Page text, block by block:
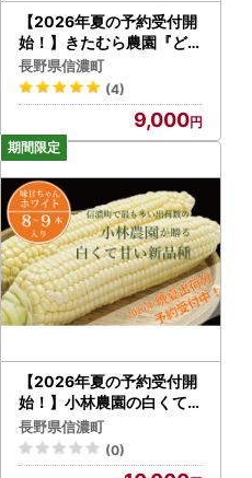
【2026年夏の予約受付開
始！】きたむら農園『どき
どきコーン』×10本セット
（約4～4.2kg相当）信濃
町名産とうもろこし／スイ
ートコーンの新定番品種、
現在出荷中！【長野県信濃
町ふるさと納税】
長野県信濃町
(4)
9,000
【2026年夏の予約受付開
始！】小林農園の白くて甘
いとうもろこし『味甘ちゃ
んホワイト（みかんちゃん
ほわいと）』8～9本入り
長野県信濃町
(0)